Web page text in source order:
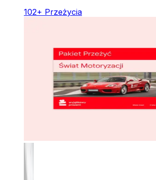
102+ Przeżycia